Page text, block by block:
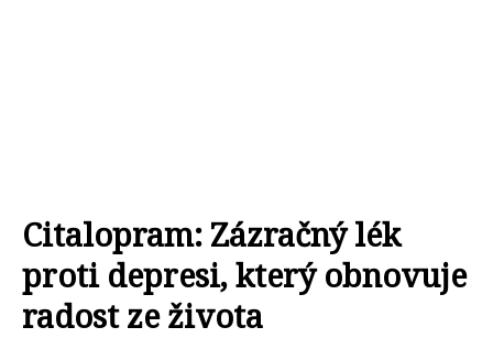
Citalopram: Zázračný lék
proti depresi, který obnovuje
radost ze života